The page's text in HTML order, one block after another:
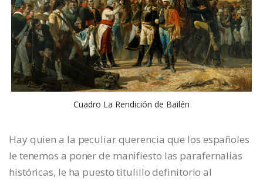
Cuadro La Rendición de Bailén
Hay quien a la peculiar querencia que los españoles
le tenemos a poner de manifiesto las parafernalias
históricas, le ha puesto titulillo definitorio al